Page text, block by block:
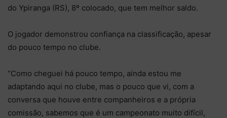
do Ypiranga (RS), 8º colocado, que tem melhor saldo.
O jogador demonstrou confiança na classificação, apesar
do pouco tempo no clube.
“Como cheguei há pouco tempo, ainda estou me
adaptando aqui no clube, mas o pouco que vi, com a
conversa que houve entre companheiros e a própria
comissão, sabemos que é um campeonato muito difícil,